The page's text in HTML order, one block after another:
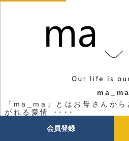
会員登録
ma_ma
『ma_ma』とはお母さんか
がれる愛情 ････